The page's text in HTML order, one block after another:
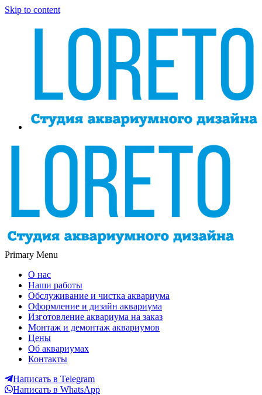
Skip to content
LORETO Аквариумы в
Екатеринбурге
Primary Menu
О нас
Наши работы
Обслуживание и чистка аквариума
Оформление и дизайн аквариума
Изготовление аквариума на заказ
Монтаж и демонтаж аквариумов
Цены
Об аквариумах
Контакты
Написать в Telegram
Написать в WhatsApp